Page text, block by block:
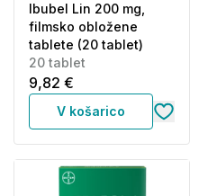
Ibubel Lin 200 mg,
filmsko obložene
tablete (20 tablet)
20 tablet
9,82 €
V košarico